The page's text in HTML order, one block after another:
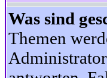
Was sind
Themen